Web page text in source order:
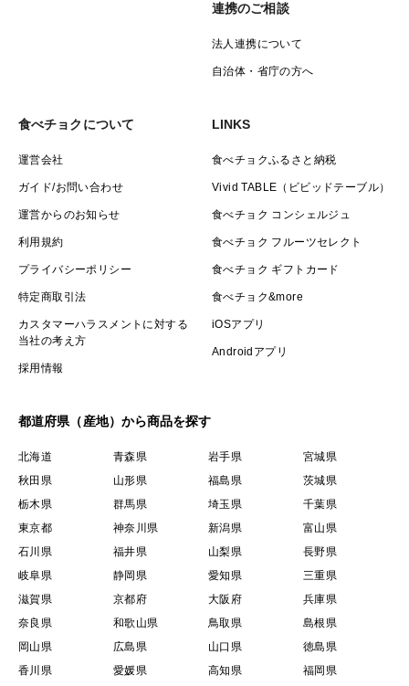
連携のご相談
法人連携について
自治体・省庁の方へ
食べチョクについて
運営会社
ガイド/お問い合わせ
運営からのお知らせ
利用規約
プライバシーポリシー
特定商取引法
カスタマーハラスメントに対する
当社の考え方
採用情報
LINKS
食べチョクふるさと納税
Vivid TABLE（ビビッドテーブル）
食べチョク コンシェルジュ
食べチョク フルーツセレクト
食べチョク ギフトカード
食べチョク&more
iOSアプリ
Androidアプリ
都道府県（産地）から商品を探す
北海道 青森県 岩手県
宮城県
秋田県
山形県 福島県
茨城県
栃木県
群馬県 埼玉県
千葉県
東京都
神奈川県 新潟県
富山県
石川県
福井県 山梨県
長野県
岐阜県
静岡県 愛知県
三重県
滋賀県
京都府 大阪府
兵庫県
奈良県
和歌山県 鳥取県
島根県
岡山県
広島県 山口県
徳島県
香川県
愛媛県 高知県 福岡県